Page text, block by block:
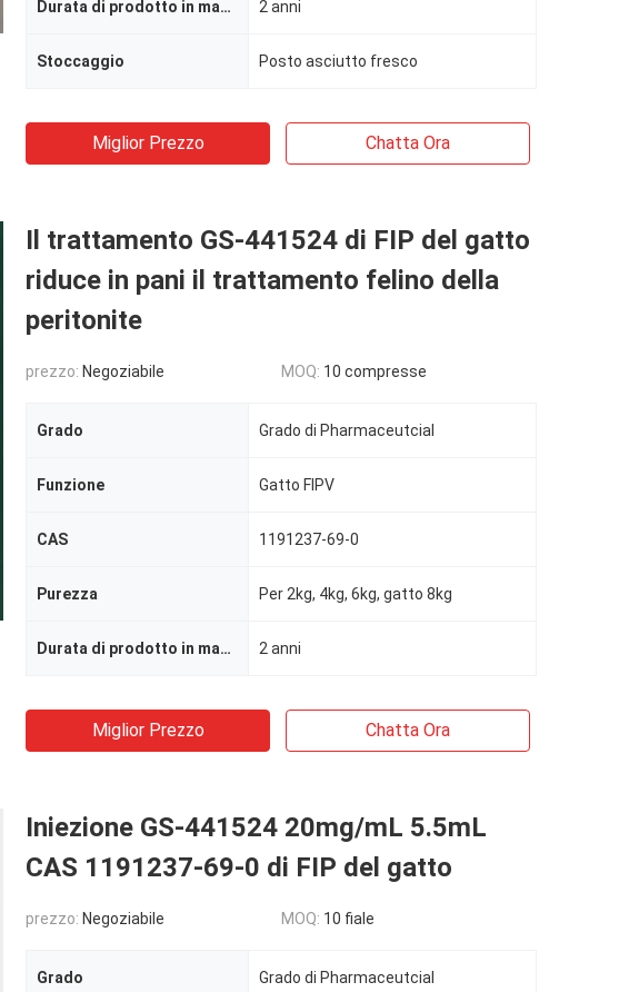
Durata di prodotto in magazzino 2 anni
Stoccaggio Posto asciutto fresco
Miglior Prezzo Chatta Ora
Il trattamento GS-441524 di FIP del gatto
riduce in pani il trattamento felino della
peritonite
prezzo: Negoziabile MOQ: 10 compresse
Grado Grado di Pharmaceutcial
Funzione Gatto FIPV
CAS 1191237-69-0
Purezza Per 2kg, 4kg, 6kg, gatto 8kg
Durata di prodotto in magazzino 2 anni
Miglior Prezzo Chatta Ora
Iniezione GS-441524 20mg/mL 5.5mL
CAS 1191237-69-0 di FIP del gatto
prezzo: Negoziabile MOQ: 10 fiale
Grado Grado di Pharmaceutcial